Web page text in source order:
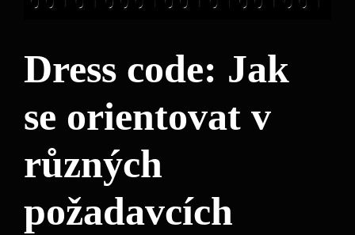
Dress code: Jak
se orientovat v
různých
požadavcích